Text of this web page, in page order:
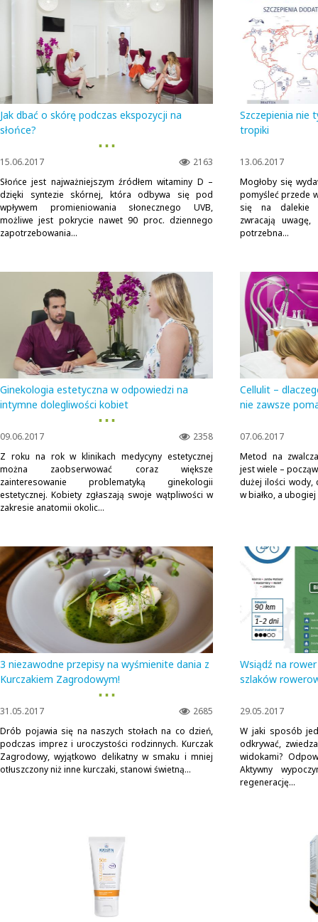
Jak dbać o skórę podczas ekspozycji na
słońce?
▪ ▪ ▪
2163
15.06.2017
Słońce jest najważniejszym źródłem witaminy D –
dzięki syntezie skórnej, która odbywa się pod
wpływem promieniowania słonecznego UVB,
możliwe jest pokrycie nawet 90 proc. dziennego
zapotrzebowania...
Szczepienia nie
tropiki
13.06.2017
Mogłoby się
pomyśleć przede
się na dalekie
zwracają
potrzebna...
Ginekologia estetyczna w odpowiedzi na
intymne dolegliwości kobiet
▪ ▪ ▪
2358
09.06.2017
Z roku na rok w klinikach medycyny estetycznej
można zaobserwować coraz większe
zainteresowanie problematyką ginekologii
estetycznej. Kobiety zgłaszają swoje wątpliwości w
zakresie anatomii okolic...
Cellulit –
nie zawsze
07.06.2017
Metod na
jest wiele –
dużej ilości wody,
w białko, a
3 niezawodne przepisy na wyśmienite dania z
Kurczakiem Zagrodowym!
▪ ▪ ▪
2685
31.05.2017
Drób pojawia się na naszych stołach na co dzień,
podczas imprez i uroczystości rodzinnych. Kurczak
Zagrodowy, wyjątkowo delikatny w smaku i mniej
otłuszczony niż inne kurczaki, stanowi świetną...
Wsiądź na
szlaków
29.05.2017
W jaki sposób
odkrywać,
widokami?
Aktywny
regenerację...